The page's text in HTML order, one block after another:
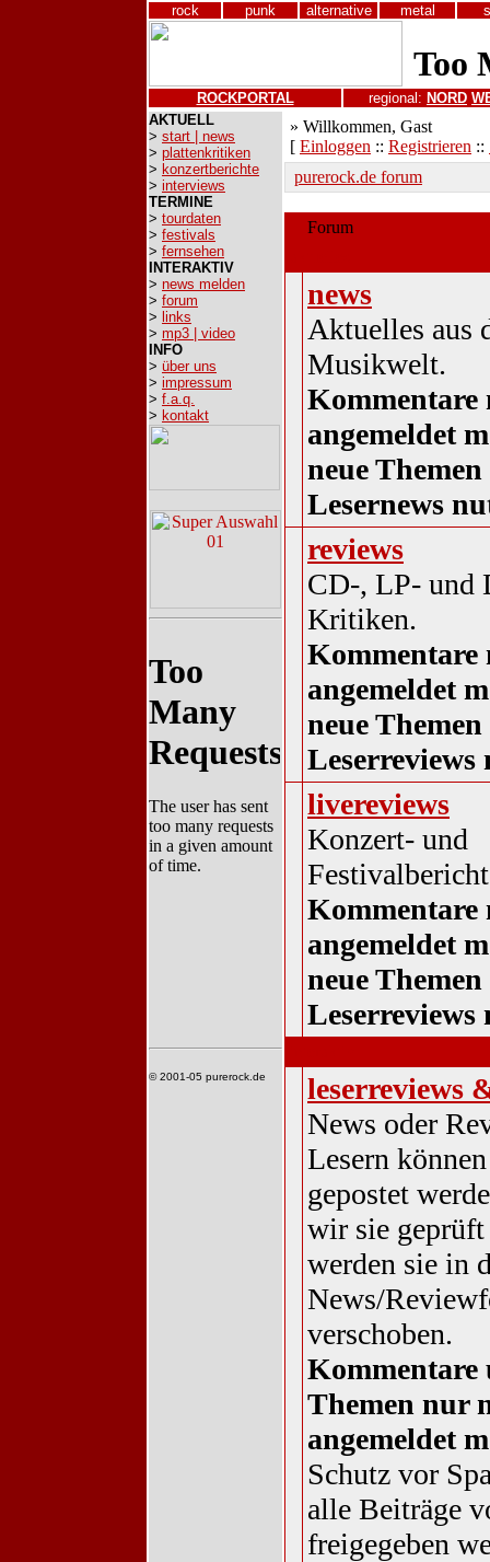
rock punk alternative metal
ROCKPORTAL regional: NORD
AKTUELL
> start | news
> plattenkritiken
> konzertberichte
> interviews
TERMINE
> tourdaten
> festivals
> fernsehen
INTERAKTIV
> news melden
> forum
> links
> mp3 | video
INFO
> über uns
> impressum
> f.a.q.
> kontakt
© 2001-05 purerock.de
» Willkommen, Gast
[ Einloggen :: Registrieren ::
purerock.de forum
Forum
news
Aktuelles aus
Musikwelt.
Kommentare
angemeldet
neue
Lesernews
reviews
CD-, LP- und
Kritiken.
Kommentare
angemeldet
neue
Leserreviews
livereviews
Konzert- und
Kommentare
angemeldet
neue
Leserreviews
leserreviews
News oder
Lesern
gepostet
wir sie geprüft
werden sie in
News/
verschoben.
Kommentare
Themen nur
angemeldet
Schutz vor
alle Beiträge
freigegeben